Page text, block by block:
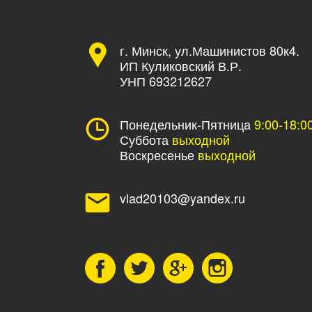
г. Минск, ул.Машинистов 80к4.
ИП Куликовский В.Р.
УНП 693212627
Понедельник-Пятница9:00-
Суббота выходной
Воскресенье выходной
vlad20103@yandex.ru